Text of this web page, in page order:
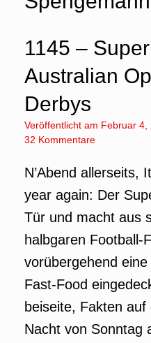
1145 –
Australian
Derbys
Veröffentlicht am Februar 4,
32 Kommentare
N’Abend allerseits,
year again: Der
Tür und macht aus
halbgaren Football-
vorübergehend
Fast-Food
beiseite, Fakten
Nacht von Sonntag